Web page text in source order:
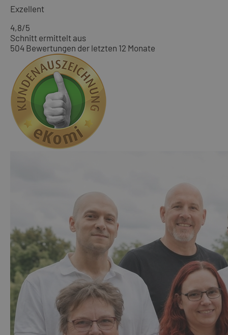
Exzellent
4,8/5
Schnitt ermittelt aus
504 Bewertungen der letzten 12 Monate